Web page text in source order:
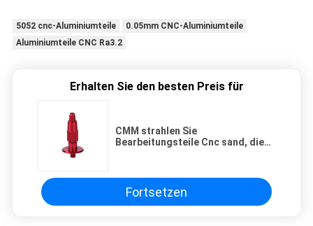
5052 cnc-Aluminiumteile
0.05mm CNC-Aluminiumteile
Aluminiumteile CNC Ra3.2
Erhalten Sie den besten Preis für
CMM strahlen Sie
Bearbeitungsteile Cnc sand, die
Fortsetzen